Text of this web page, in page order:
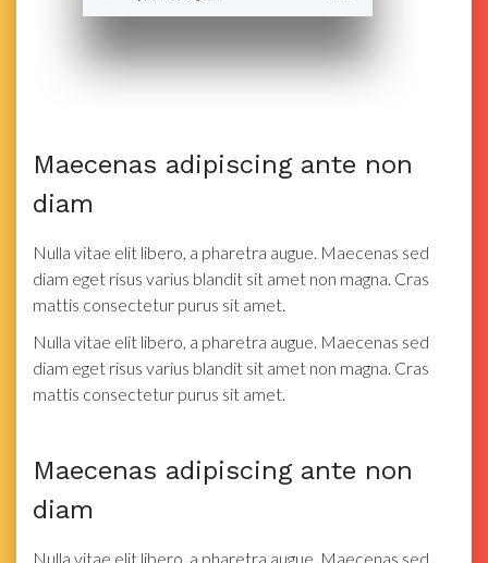
Maecenas adipiscing ante non
diam
Nulla vitae elit libero, a pharetra augue. Maecenas sed
diam eget risus varius blandit sit amet non magna. Cras
mattis consectetur purus sit amet.
Nulla vitae elit libero, a pharetra augue. Maecenas sed
diam eget risus varius blandit sit amet non magna. Cras
mattis consectetur purus sit amet.
Maecenas adipiscing ante non
diam
Nulla vitae elit libero, a pharetra augue. Maecenas sed